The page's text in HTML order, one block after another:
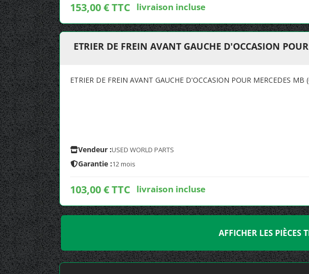
153,00 € TTC livraison incluse
ETRIER DE FREIN AVANT GAUCHE D'OCCASION
ETRIER DE FREIN AVANT GAUCHE D'OCCASION POUR MERCEDES MB
Vendeur :USED WORLD PARTS
Garantie :12 mois
103,00 € TTC livraison incluse
AFFICHER LES PIÈCES